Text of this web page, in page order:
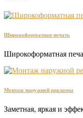
Широкоформатная печать
Широкоформатная
Монтаж наружной рекламы
Заметная, яркая и